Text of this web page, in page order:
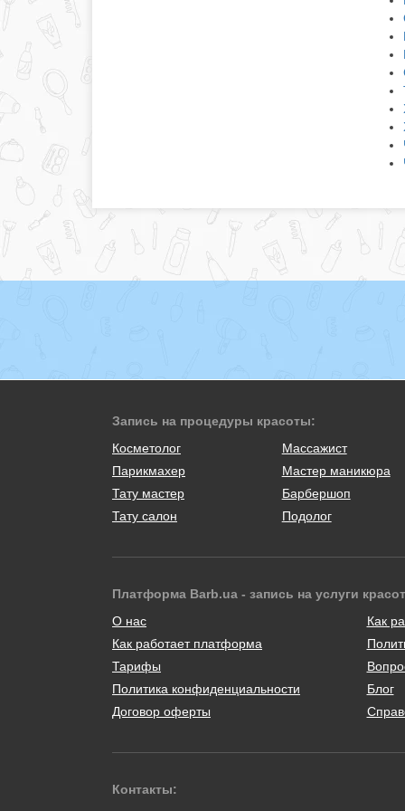
Запись на процедуры красоты:
Косметолог
Массажист
Парикмахер
Мастер маникюра
Тату мастер
Барбершоп
Тату салон
Подолог
Платформа Barb.ua - запись на услуги
О нас
Как работает платформа
Тарифы
Политика конфиденциальности
Договор оферты
Как
Блог
Контакты: